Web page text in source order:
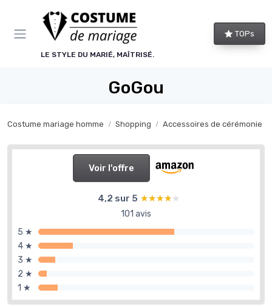
LE STYLE DU MARIÉ, MAÎTRISÉ.
TOPs
GoGou
Costume mariage homme Shopping Accessoires de cérémonie
Voir l'offre
4,2 sur 5 ★★★★★
★★★★★
101 avis
5 ★
4 ★
3 ★
2 ★
1 ★